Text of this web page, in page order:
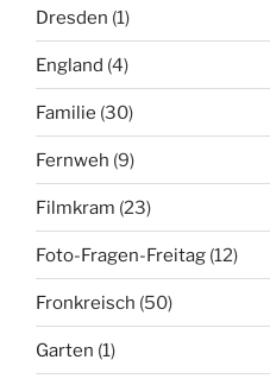
Dresden (1)
England (4)
Familie (30)
Fernweh (9)
Filmkram (23)
Foto-Fragen-Freitag (12)
Fronkreisch (50)
Garten (1)